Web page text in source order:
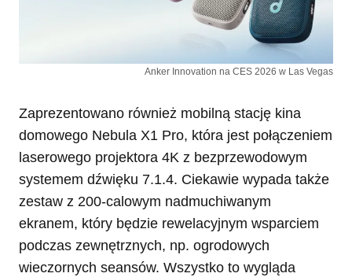
Anker Innovation na CES 2026 w Las Vegas
Zaprezentowano również mobilną stację kina
domowego Nebula X1 Pro, która jest połączeniem
laserowego projektora 4K z bezprzewodowym
systemem dźwięku 7.1.4. Ciekawie wypada także
zestaw z 200-calowym nadmuchiwanym
ekranem, który będzie rewelacyjnym wsparciem
podczas zewnętrznych, np. ogrodowych
wieczornych seansów. Wszystko to wygląda